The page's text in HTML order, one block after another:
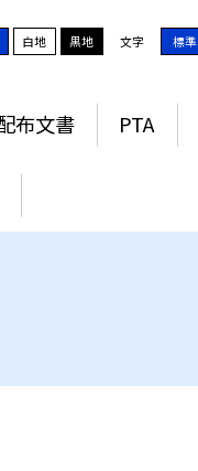
白地 黒地 文字 標準
布文書 PTA